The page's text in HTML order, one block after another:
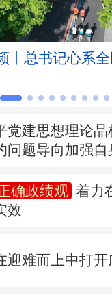
天津 河北
吉林 上海
广西 海南
贵州 云南
甘肃
内蒙古 黑龙江
丨总书记心系
党建思想理论品
问题导向加强自
确政绩观
着力
效
迎难而上中打开